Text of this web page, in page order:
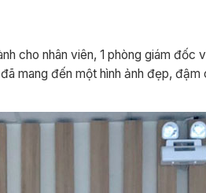
cho nhân viên, 1 phòng giám đốc
mang đến một hình ảnh đẹp,